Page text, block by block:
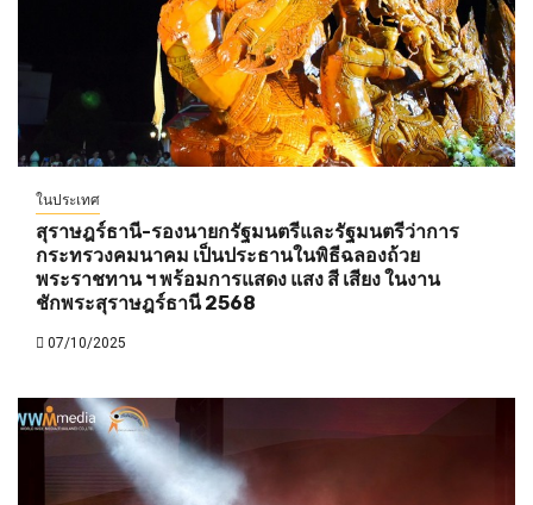
ในประเทศ
สุราษฎร์ธานี-รองนายกรัฐมนตรีและรัฐมนตรีว่าการ
กระทรวงคมนาคม เป็นประธานในพิธีฉลองถ้วย
พระราชทาน ฯ พร้อมการแสดง แสง สี เสียง ในงาน
ชักพระสุราษฎร์ธานี 2568
07/10/2025